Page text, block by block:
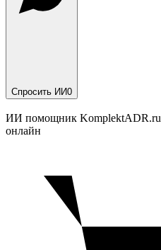
Спросить ИИ0
ИИ помощник KomplektADR.ru
онлайн